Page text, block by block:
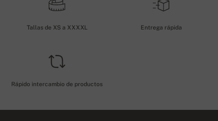
Tallas de XS a XXXXL Entrega rápida
Rápido intercambio de productos